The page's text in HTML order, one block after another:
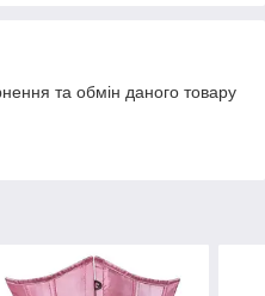
та обмін даного товару